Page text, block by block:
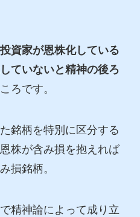
投資家が恩株化している
ていないと精神の後ろ
ろです。
銘柄を特別に区分する
株が含み損を抱えれば
損銘柄。
精神論によって成り立